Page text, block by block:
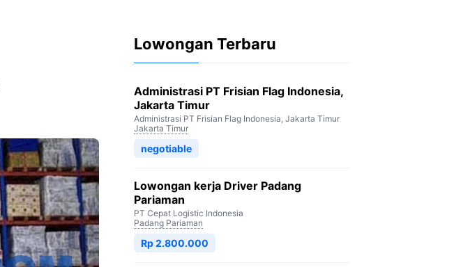
Lowongan Terbaru
Administrasi PT Frisian Flag Indonesia,
Jakarta Timur
Administrasi PT Frisian Flag Indonesia, Jakarta Timur
Jakarta Timur
negotiable
Lowongan kerja Driver Padang
Pariaman
PT Cepat Logistic Indonesia
Padang Pariaman
Rp 2.800.000